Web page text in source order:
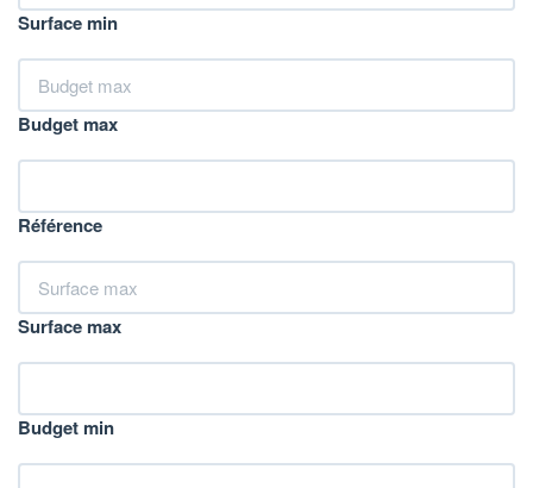
Surface min
Budget max
Référence
Surface max
Budget min